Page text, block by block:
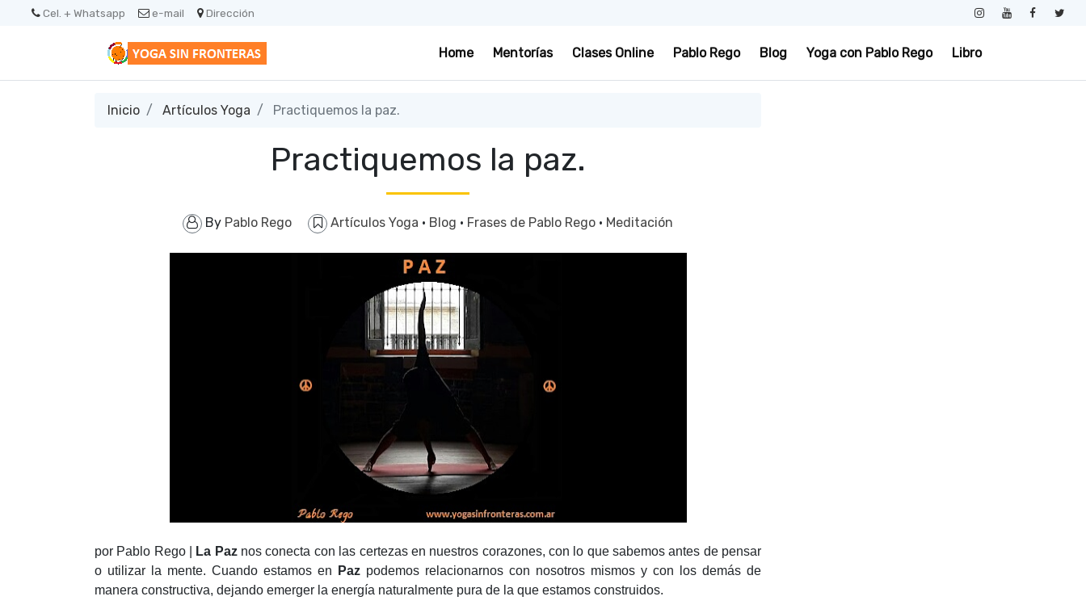
Cel. + Whatsapp e-mail Dirección
Home Mentorías Clases Online Pablo Rego Blog Yoga con Pablo Rego Libro
Inicio Artículos Yoga Practiquemos la paz.
Practiquemos la paz.
By Pablo Rego Artículos Yoga · Blog · Frases de Pablo Rego · Meditación
por Pablo Rego | La Paznos conecta con las certezas en nuestros corazones, con lo que sabemos antes de pensar
o utilizar la mente. Cuando estamos en
Paz podemos relacionarnos con nosotros mismos y con los demás de
manera constructiva, dejando emerger la energía naturalmente pura de la que estamos construidos.